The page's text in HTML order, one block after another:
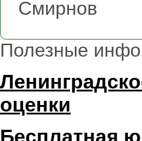
Смирнов
Полезные
оценки
Бесплатная